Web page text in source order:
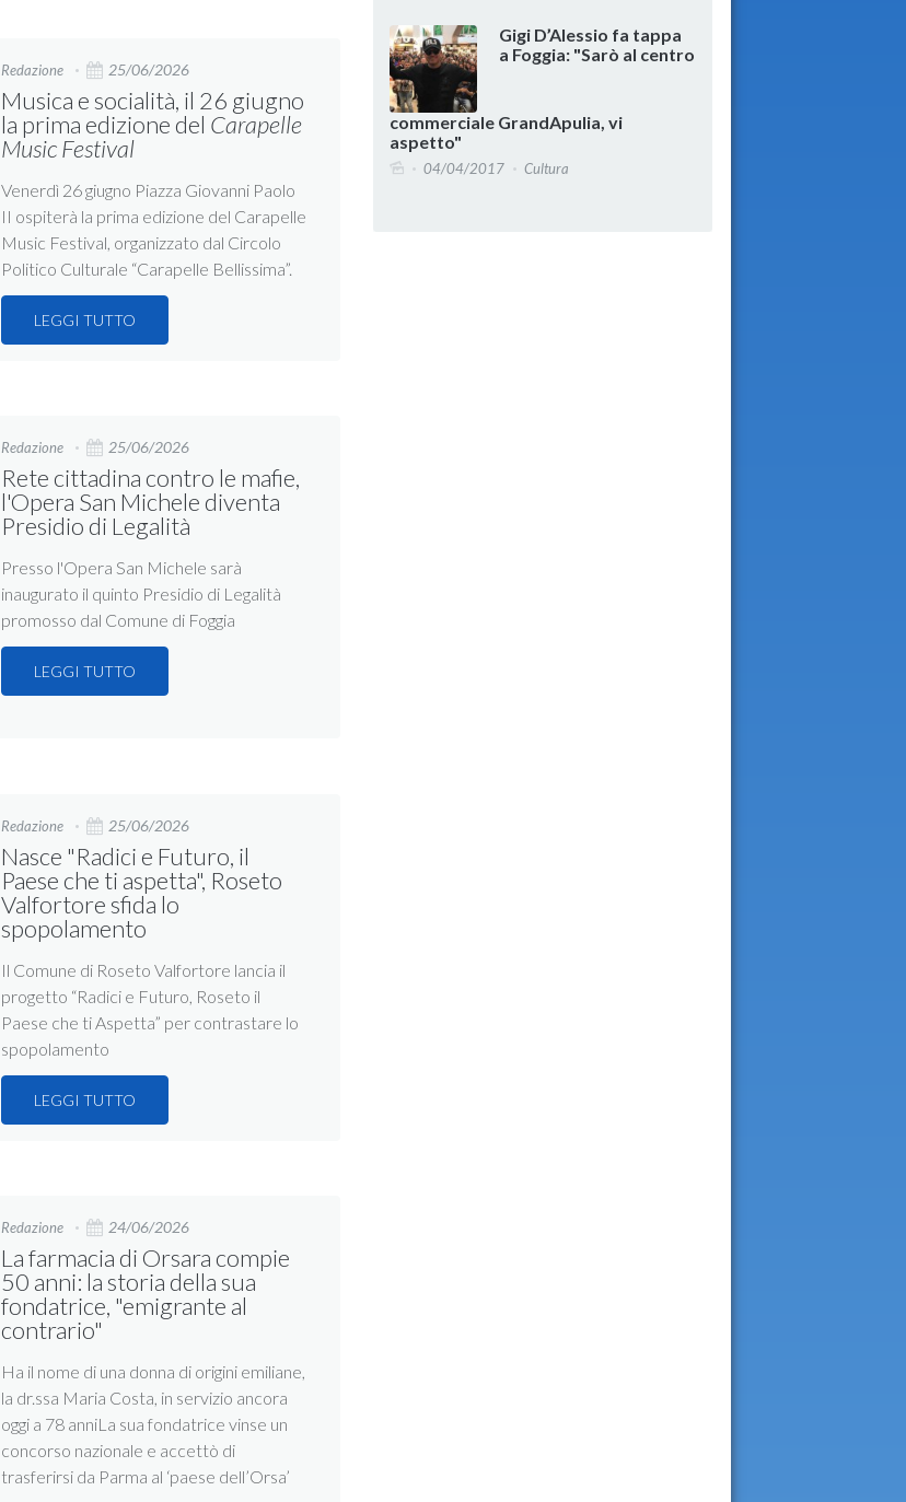
Redazione 25/06/2026
Musica e socialità, il 26 giugno
la prima edizione del Carapelle
Music Festival
Venerdì 26 giugno Piazza Giovanni Paolo
II ospiterà la prima edizione del Carapelle
Music Festival, organizzato dal Circolo
Politico Culturale “Carapelle Bellissima”.
LEGGI TUTTO
Redazione 25/06/2026
Rete cittadina contro le mafie,
l'Opera San Michele diventa
Presidio di Legalità
Presso l'Opera San Michele sarà
inaugurato il quinto Presidio di Legalità
promosso dal Comune di Foggia
LEGGI TUTTO
Redazione 25/06/2026
Nasce "Radici e Futuro, il
Paese che ti aspetta", Roseto
Valfortore sfida lo
spopolamento
Il Comune di Roseto Valfortore lancia il
progetto “Radici e Futuro, Roseto il
Paese che ti Aspetta” per contrastare lo
spopolamento
LEGGI TUTTO
Redazione 24/06/2026
La farmacia di Orsara compie
50 anni: la storia della sua
fondatrice, "emigrante al
contrario"
Ha il nome di una donna di origini emiliane,
la dr.ssa Maria Costa, in servizio ancora
oggi a 78 anniLa sua fondatrice vinse un
concorso nazionale e accettò di
trasferirsi da Parma al ‘paese dell’Orsa’
Gigi D’Alessio fa tappa
a Foggia: "Sarò al centro
commerciale GrandApulia, vi
aspetto"
04/04/2017 Cultura